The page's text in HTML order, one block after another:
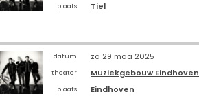
plaats
Tiel
datum za 29 maa 2025
theater Muziekgebouw Eindhoven
plaats
Eindhoven